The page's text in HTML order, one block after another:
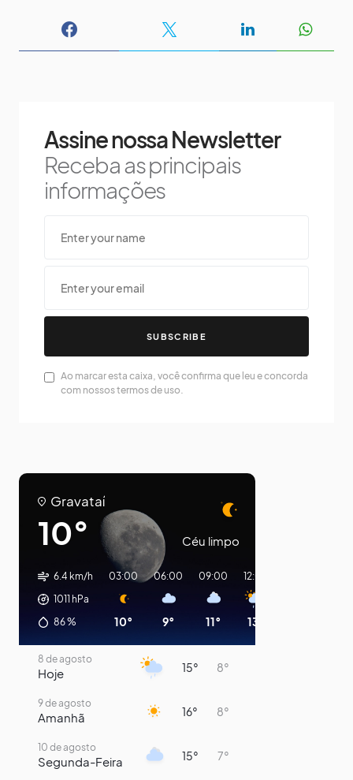
Assine nossa Newsletter
Receba as principais
informações
SUBSCRIBE
Ao marcar esta caixa, você confirma que leu e concorda
com nossos termos de uso.
Gravataí
10° Céu limpo
6.4 km/h
1011 hPa
86%
03:00
10°
06:00
9°
09:00
11°
12:00
13°
8 de agosto
Hoje 15° 8°
9 de agosto
Amanhã 16° 8°
10 de agosto
Segunda-Feira 15° 7°